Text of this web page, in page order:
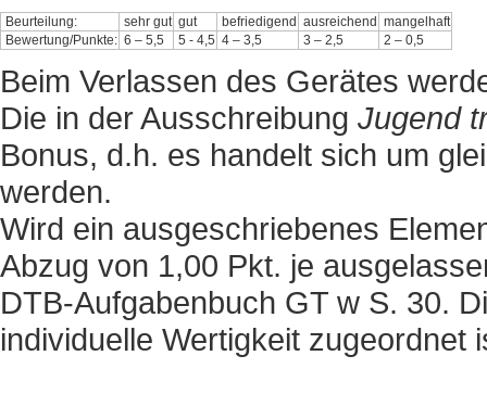
Beurteilung: sehr gut gut befriedigend ausreichend mangelhaft
Bewertung/Punkte: 6 – 5,5 5 - 4,5 4 – 3,5 3 – 2,5 2 – 0,5
Beim Verlassen des Gerätes
Die in der Ausschreibung Jugend
Bonus, d.h. es handelt sich um
werden.
Wird ein ausgeschriebenes
Abzug von 1,00 Pkt. je
DTB-Aufgabenbuch GT w S. 30.
individuelle Wertigkeit zugeordnet